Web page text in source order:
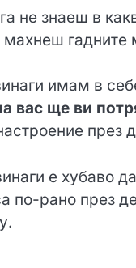
не знаеш в
гадните
имам в
вас ще ви
през
е хубаво
по-рано през